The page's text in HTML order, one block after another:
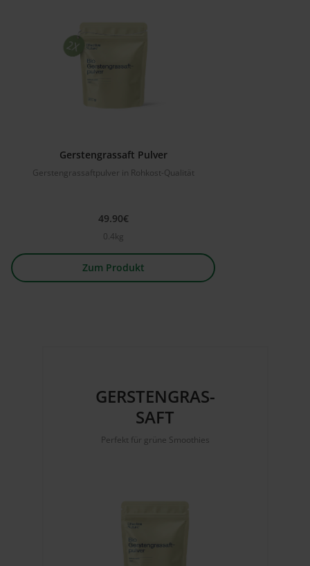
Gerstengrassaft Pulver
Gerstengrassaftpulver in Rohkost-Qualität
49.90€
0.4kg
Zum Produkt
GERSTENGRAS-
SAFT
Perfekt für grüne Smoothies